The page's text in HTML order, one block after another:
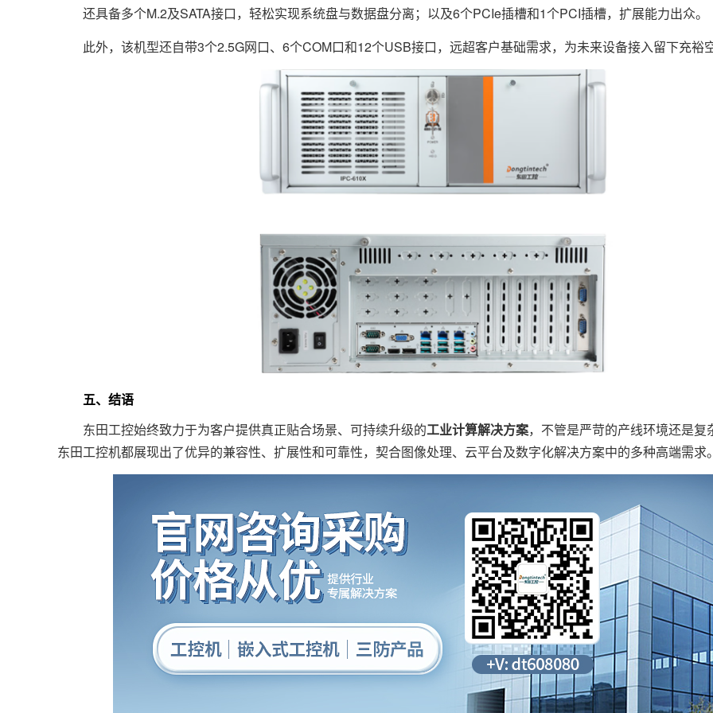
还具备多个M.2及SATA接口，轻松实现系统盘与数据盘分离；以及6个PCIe插槽和1个PCI插槽，扩展能力出众。
此外，该机型还自带3个2.5G网口、6个COM口和12个USB接口，远超客户基础需求，为未来设备接入留下充裕
五、结语
东田工控始终致力于为客户提供真正贴合场景、可持续升级的工业计算解决方案，不管是严苛的产线环境还是复
东田工控机都展现出了优异的兼容性、扩展性和可靠性，契合图像处理、云平台及数字化解决方案中的多种高端需求